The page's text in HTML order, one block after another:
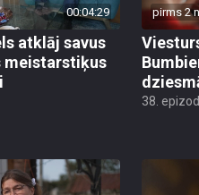
00:04:29
atklāj savus
meistarstiķus
pirms 2
38.